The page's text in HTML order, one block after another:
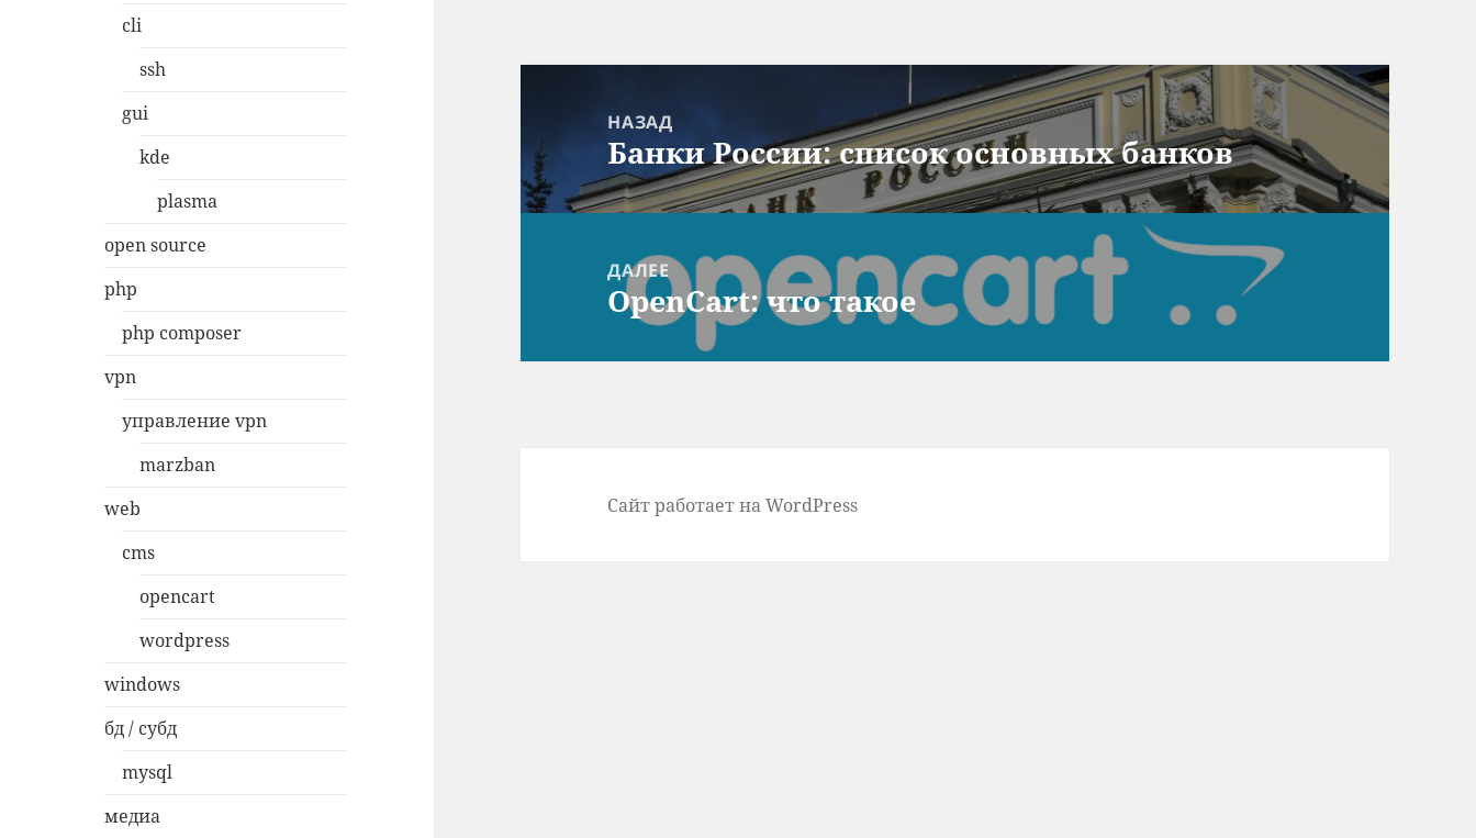
cli
ssh
gui
kde
plasma
open source
php
php composer
vpn
управление vpn
marzban
web
cms
opencart
wordpress
windows
бд / субд
mysql
медиа
записям
НАЗАД
Предыдущая
запись:
Банки России: список основных банков
ДАЛЕЕ
Следующая
запись:
OpenCart: что такое
Сайт работает на WordPress